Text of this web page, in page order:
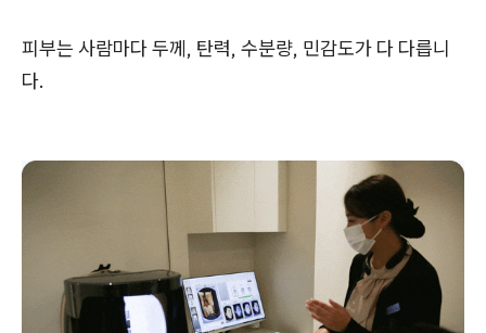
피부는 사람마다 두께, 탄력, 수분량, 민감도가 다 다릅니
다.